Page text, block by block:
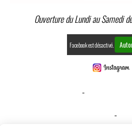
Ouverture du Lundi au Samedi
Facebook est désactivé.